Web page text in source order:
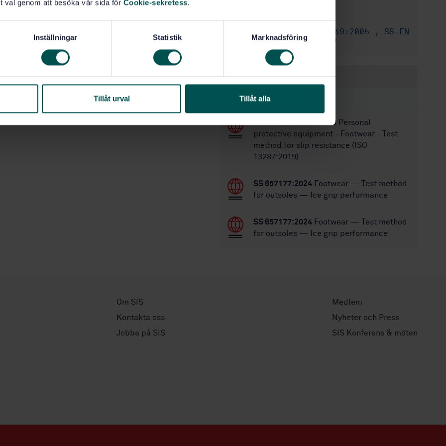
val genom att besöka vår sida för Cookie-sekretess.
Inställningar Statistik Marknadsföring
Tillåt urval Tillåt alla
32
SS-EN ISO 17249:2005 , SS-EN
ISO 17249:2005/A1:2007
Within the same area
STANDARDS
SS-EN ISO 13287:2019 Personal
protective equipment - Footwear - Test
method for slip resistance (ISO
13287:2019)
SS 657177:2024 Footwear — Test method
for outsoles — Ice grip performance
SS 657177:2024 Footwear — Test method
for outsoles — Ice grip performance
Om SIS
Kontakta oss
Jobba på SIS
Medlem
Nyheter och Press
SIS Konferens & möten